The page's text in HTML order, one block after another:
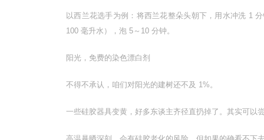
以西兰花选手为例：将西兰花整朵头朝下，用水冲洗 1
100 毫升水），泡 5～10 分钟。
阳光，免费的染色漂白剂
不得不承认，咱们对阳光的建树还不及 1%。
一些硅胶器具变黄，好多东谈主齐径直扔掉了。其实可以